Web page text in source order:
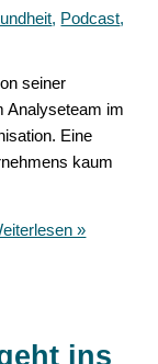
, Podcast,
seiner
Analyseteam im
Eine
kaum
»
ins